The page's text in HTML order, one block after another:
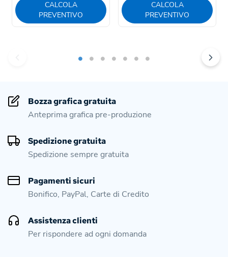
CALCOLA
PREVENTIVO
CALCOLA
PREVENTIVO
Bozza grafica gratuita
Anteprima grafica pre-produzione
Spedizione gratuita
Spedizione sempre gratuita
Pagamenti sicuri
Bonifico, PayPal, Carte di Credito
Assistenza clienti
Per rispondere ad ogni domanda